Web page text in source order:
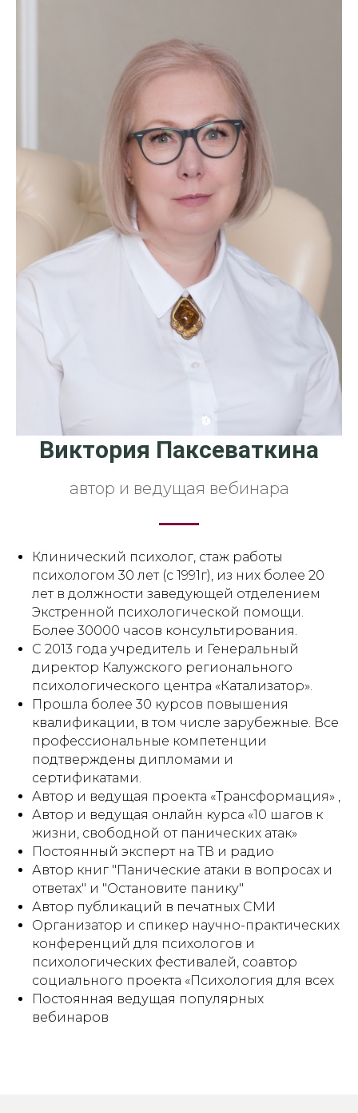
Виктория Паксеваткина
автор и ведущая вебинара
Клинический психолог, стаж работы
психологом 30 лет (с 1991г), из них более 20
лет в должности заведующей отделением
Экстренной психологической помощи.
Более 30000 часов консультирования.
С 2013 года учредитель и Генеральный
директор Калужского регионального
психологического центра «Катализатор».
Прошла более 30 курсов повышения
квалификации, в том числе зарубежные. Все
профессиональные компетенции
подтверждены дипломами и
сертификатами.
Автор и ведущая проекта «Трансформация» ,
Автор и ведущая онлайн курса «10 шагов к
жизни, свободной от панических атак»
Постоянный эксперт на ТВ и радио
Автор книг "Панические атаки в вопросах и
ответах" и "Остановите панику"
Автор публикаций в печатных СМИ
Организатор и спикер научно-практических
конференций для психологов и
психологических фестивалей, соавтор
социального проекта «Психология для всех
Постоянная ведущая популярных
вебинаров